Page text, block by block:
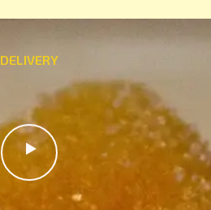
DELIVERY